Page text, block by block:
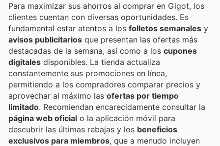
Para maximizar sus ahorros al comprar en Gigot, los
clientes cuentan con diversas oportunidades. Es
fundamental estar atentos a los folletos semanales y
avisos publicitarios que presentan las ofertas más
destacadas de la semana, así como a los cupones
digitales disponibles. La tienda actualiza
constantemente sus promociones en línea,
permitiendo a los compradores comparar precios y
aprovechar al máximo las ofertas por tiempo
limitado. Recomiendan encarecidamente consultar la
página web oficial o la aplicación móvil para
descubrir las últimas rebajas y los beneficios
exclusivos para miembros, que a menudo incluyen